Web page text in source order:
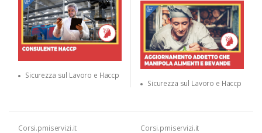
Sicurezza sul Lavoro e Haccp
Sicurezza sul Lavoro e Haccp
Corsi.pmiservizi.it
Corsi.pmiservizi.it